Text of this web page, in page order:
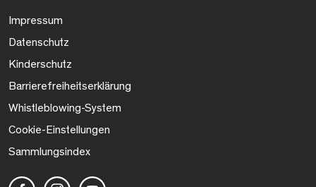
Impressum
Datenschutz
Kinderschutz
Barrierefreiheitserklärung
Whistleblowing-System
Cookie-Einstellungen
Sammlungsindex